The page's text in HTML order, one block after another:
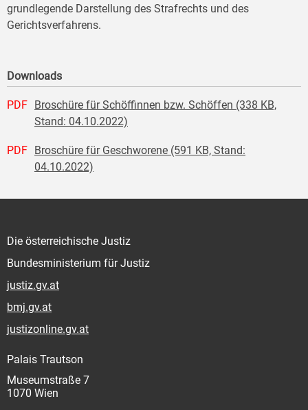
grundlegende Darstellung des Strafrechts und des
Gerichtsverfahrens.
Downloads
PDF Broschüre für Schöffinnen bzw. Schöffen (338 KB,
Stand: 04.10.2022)
PDF Broschüre für Geschworene (591 KB, Stand:
04.10.2022)
Die österreichische Justiz
Bundesministerium für Justiz
justiz.gv.at
bmj.gv.at
justizonline.gv.at
Palais Trautson
Museumstraße 7
1070 Wien